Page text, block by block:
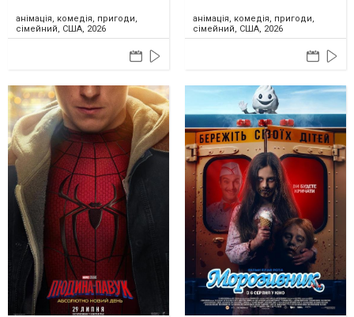
анімація, комедія, пригоди,
сімейний, США, 2026
анімація, комедія, пригоди,
сімейний, США, 2026